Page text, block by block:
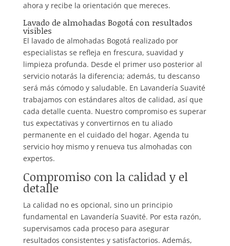
ahora y recibe la orientación que mereces.
Lavado de almohadas Bogotá con resultados
visibles
El lavado de almohadas Bogotá realizado por
especialistas se refleja en frescura, suavidad y
limpieza profunda. Desde el primer uso posterior al
servicio notarás la diferencia; además, tu descanso
será más cómodo y saludable. En Lavandería Suavité
trabajamos con estándares altos de calidad, así que
cada detalle cuenta. Nuestro compromiso es superar
tus expectativas y convertirnos en tu aliado
permanente en el cuidado del hogar. Agenda tu
servicio hoy mismo y renueva tus almohadas con
expertos.
Compromiso con la calidad y el
detalle
La calidad no es opcional, sino un principio
fundamental en Lavandería Suavité. Por esta razón,
supervisamos cada proceso para asegurar
resultados consistentes y satisfactorios. Además,